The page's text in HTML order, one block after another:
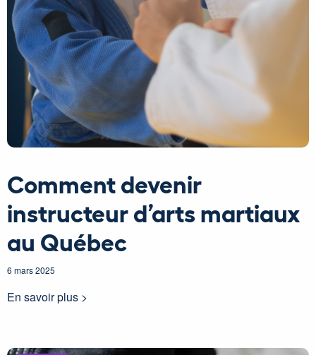
Comment devenir
instructeur d’arts martiaux
au Québec
6 mars 2025
En savoir plus >